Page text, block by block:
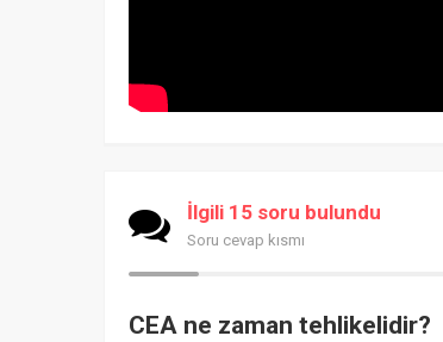
İlgili 15 soru bulundu
Soru cevap kısmı
CEA ne zaman tehlikelidir?